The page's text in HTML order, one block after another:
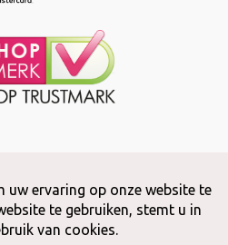
2026 Snuffelstore
-info@snuffelstore.be